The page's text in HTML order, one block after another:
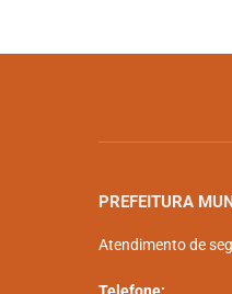
PREFEITURA
Atendimento de